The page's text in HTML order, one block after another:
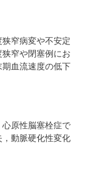
窄病変や不安定
窄や閉塞例にお
血流速度の低下
原性脳塞栓症で
動脈硬化性変化